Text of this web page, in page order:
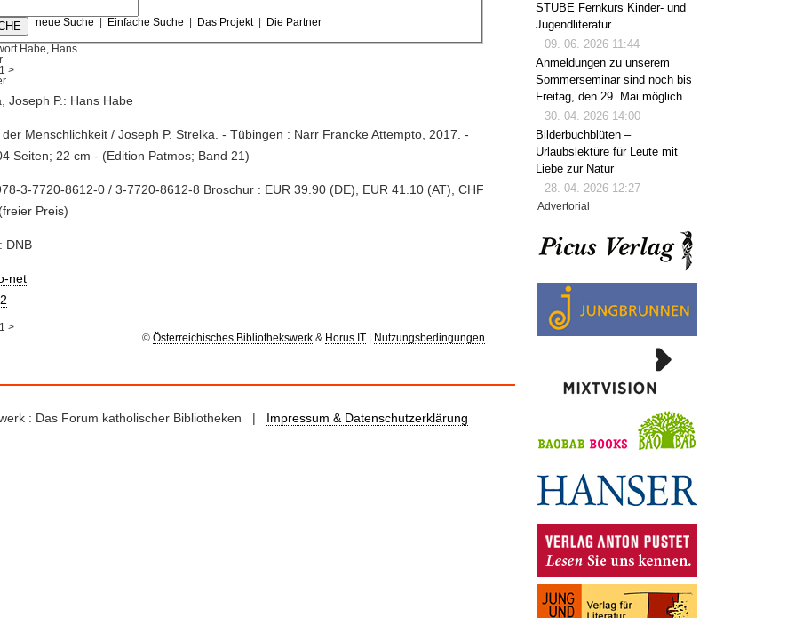
neue Suche Einfache Suche Das Projekt| Die Partner
Habe, Hans
1 >
Joseph P.: Hans Habe
der Menschlichkeit / Joseph P. Strelka. - Tübingen : Narr Francke Attempto, 2017. -
Seiten; 22 cm - (Edition Patmos; Band 21)
3-7720-8612-0 / 3-7720-8612-8 Broschur : EUR 39.90 (DE), EUR 41.10 (AT), CHF
Preis)
DNB
net
1 >
© Österreichisches Bibliothekswerk& Horus IT Nutzungsbedingungen
: Das Forum katholischer Bibliotheken | Impressum & Datenschutzerklärung
STUBE Fernkurs Kinder- und
Jugendliteratur
09. 06. 2026 11:44
Anmeldungen zu unserem
Sommerseminar sind noch bis
Freitag, den 29. Mai möglich
30. 04. 2026 14:00
Bilderbuchblüten –
Urlaubslektüre für Leute mit
Liebe zur Natur
28. 04. 2026 12:27
Advertorial